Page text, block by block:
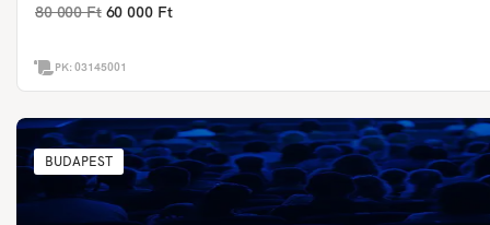
80 000 Ft 60 000 Ft
PK:03145001
BUDAPEST